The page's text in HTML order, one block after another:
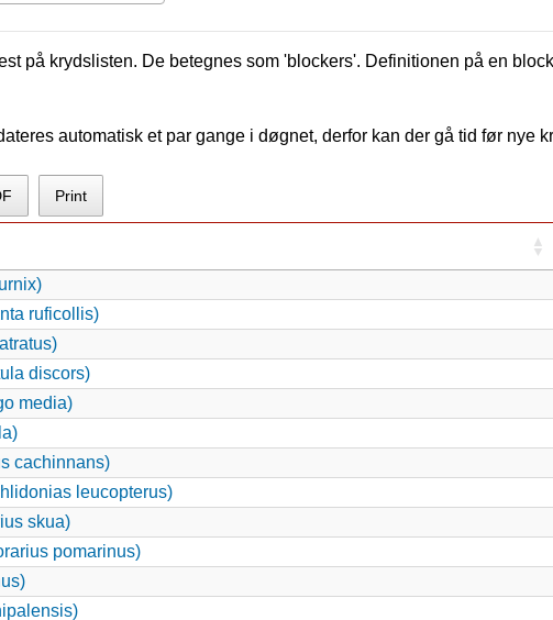
på krydslisten. De betegnes som 'blockers'. Definitionen på en
automatisk et par gange i døgnet, derfor kan der gå tid før nye
Print
ruficollis)
discors)
media)
cachinnans)
leucopterus)
skua)
pomarinus)